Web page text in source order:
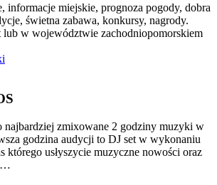
informacje miejskie, prognoza pogody, dobra
świetna zabawa, konkursy, nagrody.
lub w województwie zachodniopomorskiem
zmixowane 2 godziny muzyki w
godzina audycji to DJ set w wykonaniu
którego usłyszycie muzyczne nowości oraz